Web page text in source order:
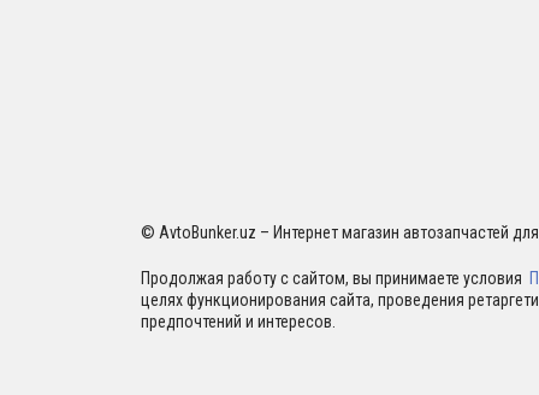
© AvtoBunker.uz – Интернет магазин автозапчастей
Продолжая работу с сайтом, вы принимаете условия
целях функционирования сайта, проведения
предпочтений и интересов.